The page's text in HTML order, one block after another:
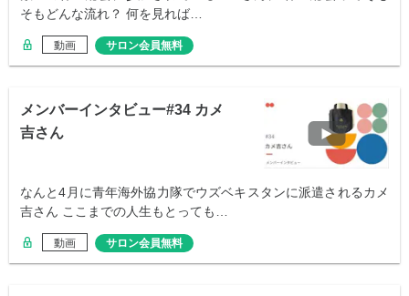
そもどんな流れ？ 何を見れば…
動画 サロン会員無料
メンバーインタビュー#34 カメ
吉さん
なんと4月に青年海外協力隊でウズベキスタンに派遣されるカメ
吉さん ここまでの人生もとっても…
動画 サロン会員無料